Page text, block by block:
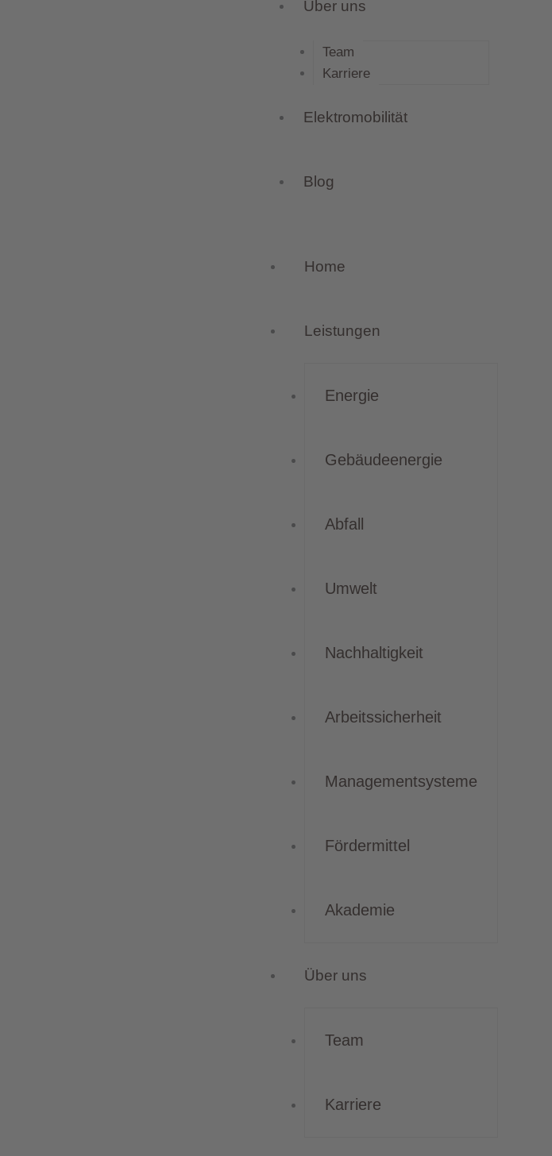
Über uns
Team
Karriere
Elektromobilität
Blog
Home
Leistungen
Energie
Gebäudeenergie
Abfall
Umwelt
Nachhaltigkeit
Arbeitssicherheit
Managementsysteme
Fördermittel
Akademie
Über uns
Team
Karriere